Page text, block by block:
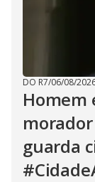
DO R7/06/08/
Homem
guarda